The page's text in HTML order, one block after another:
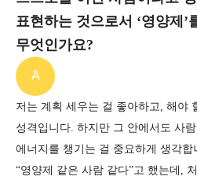
표현하는 것으로서 ‘영양제’
무엇인가요?
A
저는 계획 세우는 걸 좋아하고, 해야
성격입니다. 하지만 그 안에서도 사
에너지를 챙기는 걸 중요하게 생각합
“영양제 같은 사람 같다”고 했는데,